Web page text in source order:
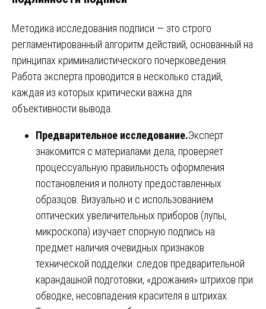
Методика исследования подписи — это строго
регламентированный алгоритм действий, основанный на
принципах криминалистического почерковедения.
Работа эксперта проводится в несколько стадий,
каждая из которых критически важна для
объективности вывода.
Предварительное исследование.Эксперт
знакомится с материалами дела, проверяет
процессуальную правильность оформления
постановления и полноту предоставленных
образцов. Визуально и с использованием
оптических увеличительных приборов (лупы,
микроскопа) изучает спорную подпись на
предмет наличия очевидных признаков
технической подделки: следов предварительной
карандашной подготовки, «дрожания» штрихов при
обводке, несовпадения красителя в штрихах.